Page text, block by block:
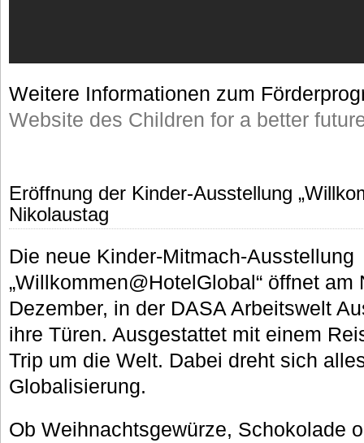
Weitere Informationen zum
Website des Children for a better
Eröffnung der Kinder-Ausstellung
Nikolaustag
Die neue Kinder-Mitmach-Ausstellung
„Willkommen@HotelGlobal“ öffnet
Dezember, in der DASA Arbeitswelt
ihre Türen. Ausgestattet mit einem
Trip um die Welt. Dabei dreht sich
Globalisierung.
Ob Weihnachtsgewürze, Schokolade